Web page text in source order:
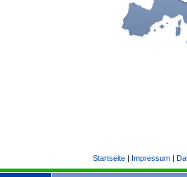
Startseite| Impressum|